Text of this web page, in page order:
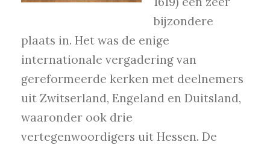
bijzondere
plaats in. Het was de enige
internationale vergadering van
gereformeerde kerken met deelnemers
uit Zwitserland, Engeland en Duitsland,
waaronder ook drie
vertegenwoordigers uit Hessen. De